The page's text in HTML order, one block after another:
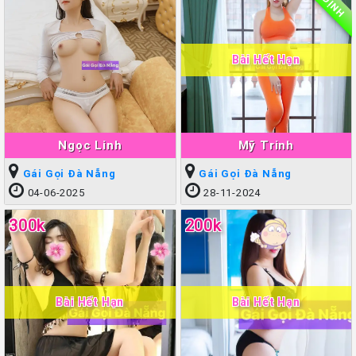
Ngọc Linh
Gái Gọi Đà Nẵng
04-06-2025
Mỹ Trinh
Bài Hết Hạn
Gái Gọi Đà Nẵng
28-11-2024
300k
Bài Hết Hạn
200k
Bài Hết Hạn